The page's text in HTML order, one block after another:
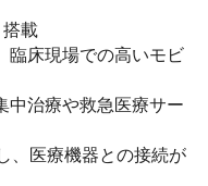
載
臨床現場での高いモビ
中治療や救急医療サー
、医療機器との接続が